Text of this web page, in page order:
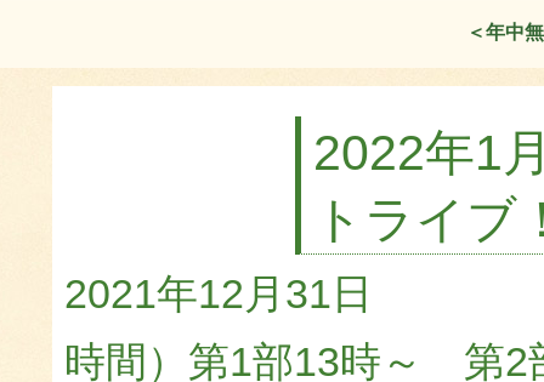
＜年中
2022年1
トライブ
2021年12月31日
時間）第1部13時～ 第2